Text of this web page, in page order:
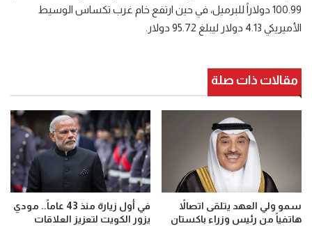
100.99 دولاراً للبرميل، في حين ارتفع خام غرب تكساس الوسيط
الأميريكي 4.13 دولار ليبلغ 95.72 دولار.
مقالات ذات صلة
سمو ولي العهد يتلقى اتصالاً
هاتفياً من رئيس وزراء باكستان
في أول زيارة منذ 43 عاماً.. مودي
يزور الكويت لتعزيز العلاقات